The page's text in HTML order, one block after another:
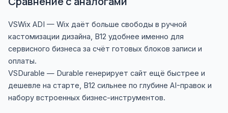
VSWix ADI — Wix даёт больше свободы в ручной
кастомизации дизайна, B12 удобнее именно для
сервисного бизнеса за счёт готовых блоков записи и
оплаты.
VS Durable — Durable генерирует сайт ещё быстрее и
дешевле на старте, B12 сильнее по глубине AI-правок и
набору встроенных бизнес-инструментов.